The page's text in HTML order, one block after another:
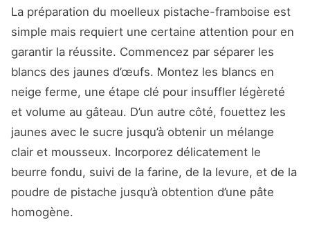
La préparation du moelleux pistache-framboise est
simple mais requiert une certaine attention pour en
garantir la réussite. Commencez par séparer les
blancs des jaunes d’œufs. Montez les blancs en
neige ferme, une étape clé pour insuffler légèreté
et volume au gâteau. D’un autre côté, fouettez les
jaunes avec le sucre jusqu’à obtenir un mélange
clair et mousseux. Incorporez délicatement le
beurre fondu, suivi de la farine, de la levure, et de la
poudre de pistache jusqu’à obtention d’une pâte
homogène.